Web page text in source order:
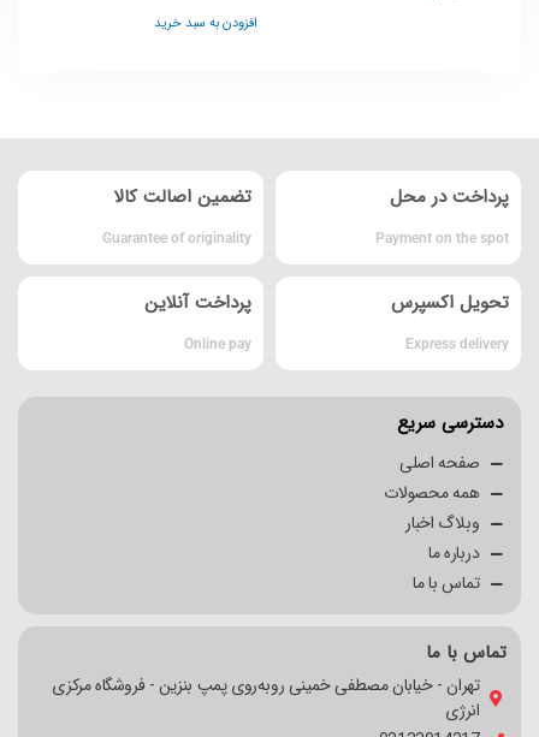
افزودن به سبد خرید
پرداخت در محل
Payment on the spot
تضمین اصالت کالا
Guarantee of originality
تحویل اکسپرس
Express delivery
پرداخت آنلاین
Online pay
دسترسی سریع
صفحه اصلی
همه محصولات
وبلاگ اخبار
درباره ما
تماس با ما
تماس با ما
تهران - خیابان مصطفی خمینی روبه‌روی پمپ بنزین - فروشگاه مرکزی
انرژی